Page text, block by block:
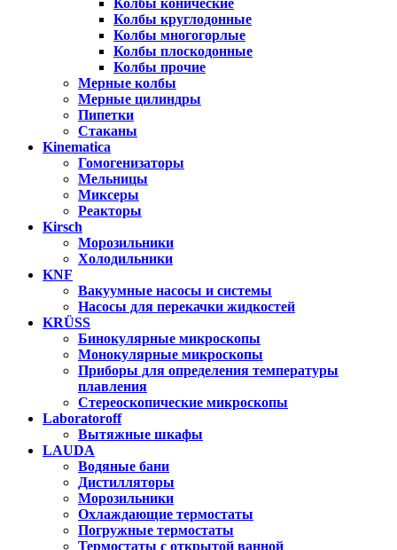
Колбы конические
Колбы круглодонные
Колбы многогорлые
Колбы плоскодонные
Колбы прочие
Мерные колбы
Мерные цилиндры
Пипетки
Стаканы
Kinematica
Гомогенизаторы
Мельницы
Миксеры
Реакторы
Kirsch
Морозильники
Холодильники
KNF
Вакуумные насосы и системы
Насосы для перекачки жидкостей
KRÜSS
Бинокулярные микроскопы
Монокулярные микроскопы
Приборы для определения температуры
плавления
Стереоскопические микроскопы
Laboratoroff
Вытяжные шкафы
LAUDA
Водяные бани
Дистилляторы
Морозильники
Охлаждающие термостаты
Погружные термостаты
Термостаты с открытой ванной